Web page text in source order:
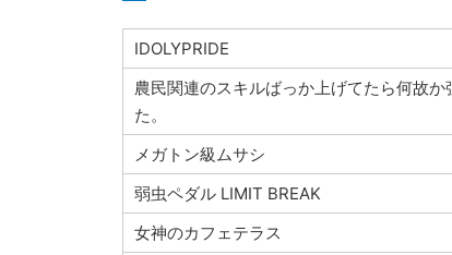
IDOLYPRIDE
農民関連のスキルばっか上げてたら何故か
た。
メガトン級ムサシ
弱虫ペダル LIMIT BREAK
女神のカフェテラス